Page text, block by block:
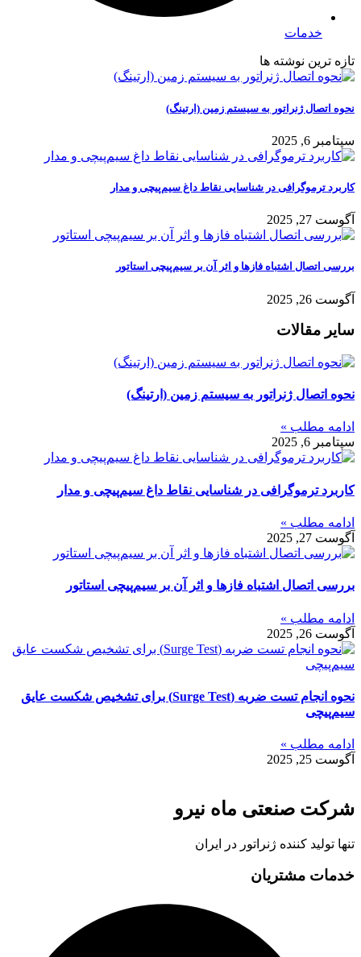
خدمات
تازه ترین نوشته ها
نحوه اتصال ژنراتور به سیستم زمین (ارتینگ)
سپتامبر 6, 2025
کاربرد ترموگرافی در شناسایی نقاط داغ سیم‌پیچی و مدار
آگوست 27, 2025
بررسی اتصال اشتباه فازها و اثر آن بر سیم‌پیچی استاتور
آگوست 26, 2025
سایر مقالات
نحوه اتصال ژنراتور به سیستم زمین (ارتینگ)
ادامه مطلب »
سپتامبر 6, 2025
کاربرد ترموگرافی در شناسایی نقاط داغ سیم‌پیچی و مدار
ادامه مطلب »
آگوست 27, 2025
بررسی اتصال اشتباه فازها و اثر آن بر سیم‌پیچی استاتور
ادامه مطلب »
آگوست 26, 2025
نحوه انجام تست ضربه (Surge Test) برای تشخیص شکست عایق
سیم‌پیچی
ادامه مطلب »
آگوست 25, 2025
شرکت صنعتی ماه نیرو
تنها تولید کننده ژنراتور در ایران
خدمات مشتریان